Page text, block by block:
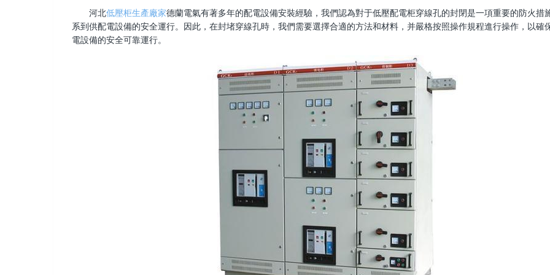
河北低壓柜生產廠家德蘭電氣有著多年的配電設備安裝經驗，我們認為對于低壓配電柜穿線孔的封閉是一項重要的防火措
系到供配電設備的安全運行。因此，在封堵穿線孔時，我們需要選擇合適的方法和材料，并嚴格按照操作規程進行操作，以確
電設備的安全可靠運行。